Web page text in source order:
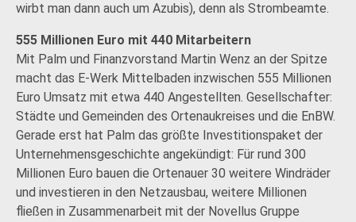
wirbt man dann auch um Azubis), denn als Strombeamte.
555 Millionen Euro mit 440 Mitarbeitern
Mit Palm und Finanzvorstand Martin Wenz an der Spitze
macht das E-Werk Mittelbaden inzwischen 555 Millionen
Euro Umsatz mit etwa 440 Angestellten. Gesellschafter:
Städte und Gemeinden des Ortenaukreises und die EnBW.
Gerade erst hat Palm das größte Investitionspaket der
Unternehmensgeschichte angekündigt: Für rund 300
Millionen Euro bauen die Ortenauer 30 weitere Windräder
und investieren in den Netzausbau, weitere Millionen
fließen in Zusammenarbeit mit der Novellus Gruppe